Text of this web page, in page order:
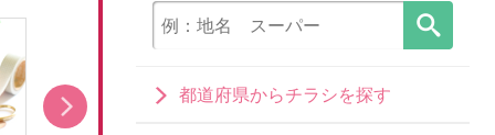
都道府県からチラシを探す